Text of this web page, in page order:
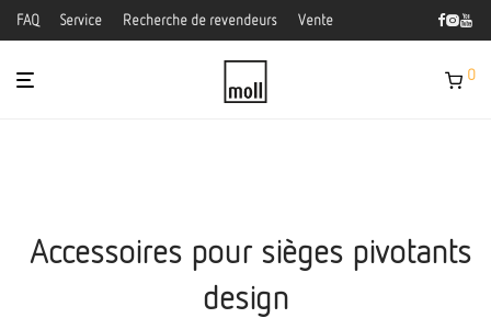
FAQ Service Recherche de revendeurs Vente
0
Accessoires pour sièges pivotants
design